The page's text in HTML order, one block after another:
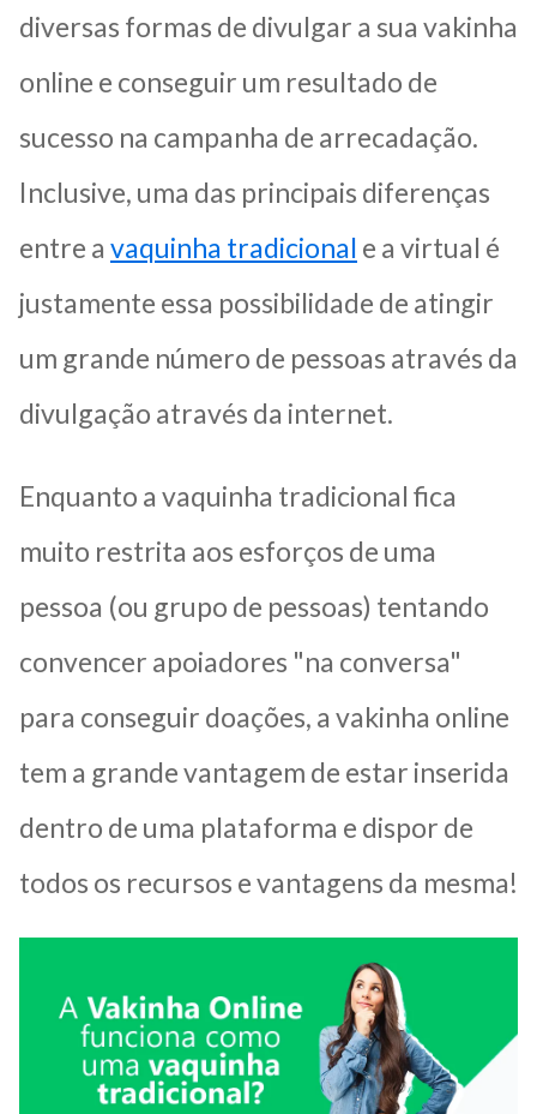
diversas formas de divulgar a sua vakinha
online e conseguir um resultado de
sucesso na campanha de arrecadação.
Inclusive, uma das principais diferenças
entre a vaquinha tradicional e a virtual é
justamente essa possibilidade de atingir
um grande número de pessoas através da
divulgação através da internet.
Enquanto a vaquinha tradicional fica
muito restrita aos esforços de uma
pessoa (ou grupo de pessoas) tentando
convencer apoiadores "na conversa"
para conseguir doações, a vakinha online
tem a grande vantagem de estar inserida
dentro de uma plataforma e dispor de
todos os recursos e vantagens da mesma!